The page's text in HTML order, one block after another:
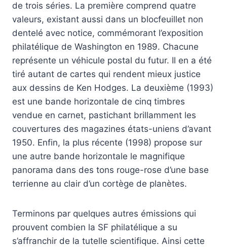
de trois séries. La première comprend quatre
valeurs, existant aussi dans un blocfeuillet non
dentelé avec notice, commémorant l’exposition
philatélique de Washington en 1989. Chacune
représente un véhicule postal du futur. Il en a été
tiré autant de cartes qui rendent mieux justice
aux dessins de Ken Hodges. La deuxième (1993)
est une bande horizontale de cinq timbres
vendue en carnet, pastichant brillamment les
couvertures des magazines états-uniens d’avant
1950. Enfin, la plus récente (1998) propose sur
une autre bande horizontale le magnifique
panorama dans des tons rouge-rose d’une base
terrienne au clair d’un cortège de planètes.
Terminons par quelques autres émissions qui
prouvent combien la SF philatélique a su
s’affranchir de la tutelle scientifique. Ainsi cette